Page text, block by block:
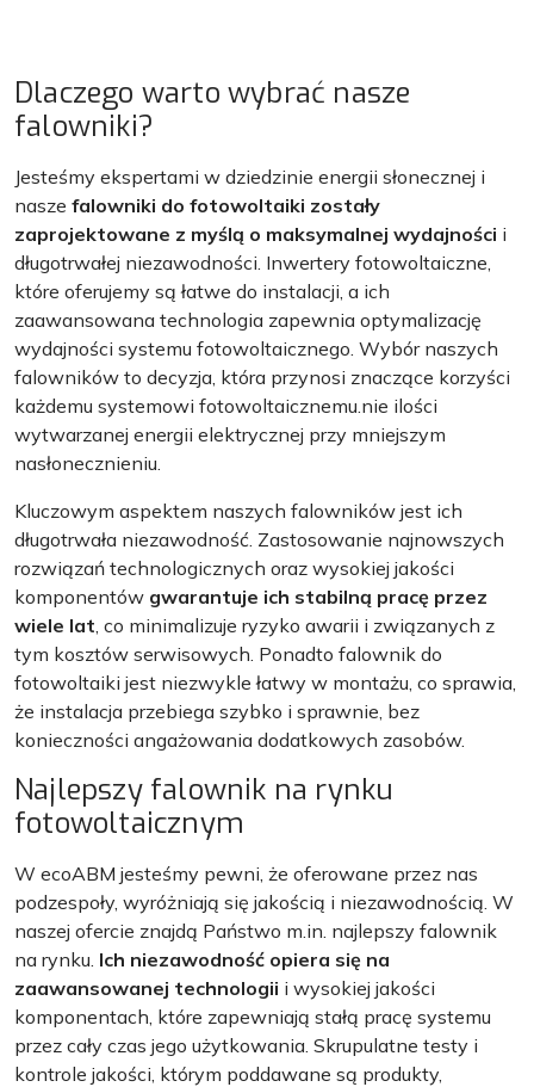
Dlaczego warto wybrać nasze
falowniki?
Jesteśmy ekspertami w dziedzinie energii słonecznej i
nasze falowniki do fotowoltaiki zostały
zaprojektowane z myślą o maksymalnej wydajności i
długotrwałej niezawodności. Inwertery fotowoltaiczne,
które oferujemy są łatwe do instalacji, a ich
zaawansowana technologia zapewnia optymalizację
wydajności systemu fotowoltaicznego. Wybór naszych
falowników to decyzja, która przynosi znaczące korzyści
każdemu systemowi fotowoltaicznemu.nie ilości
wytwarzanej energii elektrycznej przy mniejszym
nasłonecznieniu.
Kluczowym aspektem naszych falowników jest ich
długotrwała niezawodność. Zastosowanie najnowszych
rozwiązań technologicznych oraz wysokiej jakości
komponentów gwarantuje ich stabilną pracę przez
wiele lat , co minimalizuje ryzyko awarii i związanych z
tym kosztów serwisowych. Ponadto falownik do
fotowoltaiki jest niezwykle łatwy w montażu, co sprawia,
że instalacja przebiega szybko i sprawnie, bez
konieczności angażowania dodatkowych zasobów.
Najlepszy falownik na rynku
fotowoltaicznym
W ecoABM jesteśmy pewni, że oferowane przez nas
podzespoły, wyróżniają się jakością i niezawodnością. W
naszej ofercie znajdą Państwo m.in. najlepszy falownik
na rynku. Ich niezawodność opiera się na
zaawansowanej technologii i wysokiej jakości
komponentach, które zapewniają stałą pracę systemu
przez cały czas jego użytkowania. Skrupulatne testy i
kontrole jakości, którym poddawane są produkty,